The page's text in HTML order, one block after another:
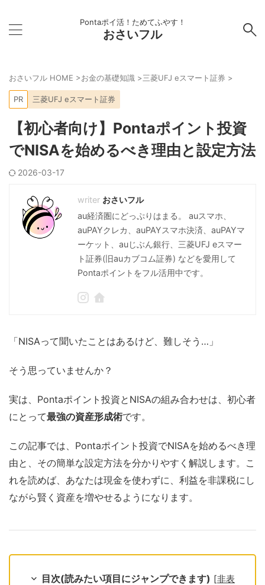
Pontaポイ活！ためてふやす！
おさいフル
おさいフル HOME >お金の基礎知識 >三菱UFJ eスマート証券 >
PR 三菱UFJ eスマート証券
【初心者向け】Pontaポイント投資
でNISAを始めるべき理由と設定方法
2026-03-17
おさいフル
au経済圏にどっぷりはまる。 auスマホ、
auPAYクレカ、auPAYスマホ決済、auPAYマ
ーケット、auじぶん銀行、三菱UFJ eスマー
ト証券(旧auカブコム証券) などを愛用して
Pontaポイントをフル活用中です。
「NISAって聞いたことはあるけど、難しそう…」
そう思っていませんか？
実は、Pontaポイント投資とNISAの組み合わせは、初心者
にとって最強の資産形成術です。
この記事では、Pontaポイント投資でNISAを始めるべき理
由と、その簡単な設定方法を分かりやすく解説します。こ
れを読めば、あなたは現金を使わずに、利益を非課税にし
ながら賢く資産を増やせるようになります。
目次(読みたい項目にジャンプできます) [非表